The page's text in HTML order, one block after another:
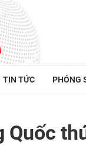
TIN TỨC PHÓNG
Quốc